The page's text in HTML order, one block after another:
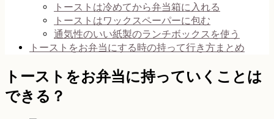
トーストは冷めてから弁当箱に入れる
トーストはワックスペーパーに包む
通気性のいい紙製のランチボックスを使う
トーストをお弁当にする時の持って行き方まとめ
トーストをお弁当に持っていくことは
できる？